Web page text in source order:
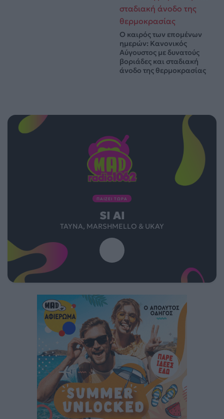
Ο καιρός των επομένων
ημερών: Κανονικός
Αύγουστος με δυνατούς
βοριάδες και σταδιακή
άνοδο της θερμοκρασίας
ΠΑΙΖΕΙ ΤΩΡΑ
SI AI
TAYNA, MARSHMELLO & UKAY